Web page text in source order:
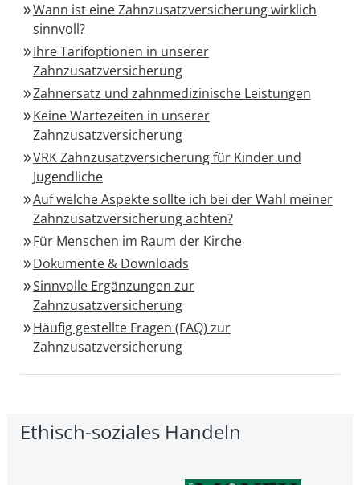
Wann ist eine Zahnzusatzversicherung wirklich
sinnvoll?
Ihre Tarifoptionen in unserer
Zahnzusatzversicherung
Zahnersatz und zahnmedizinische Leistungen
Keine Wartezeiten in unserer
Zahnzusatzversicherung
VRK Zahnzusatzversicherung für Kinder und
Jugendliche
Auf welche Aspekte sollte ich bei der Wahl meiner
Zahnzusatzversicherung achten?
Für Menschen im Raum der Kirche
Dokumente & Downloads
Sinnvolle Ergänzungen zur
Zahnzusatzversicherung
Häufig gestellte Fragen (FAQ) zur
Zahnzusatzversicherung
Ethisch-soziales Handeln